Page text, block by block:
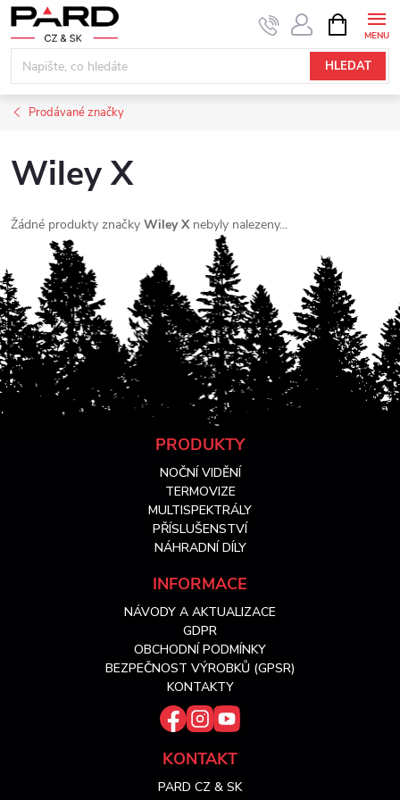
Přejít
na
obsah
HLEDAT
NÁKUPNÍ
KOŠÍK
Prodávané značky
Wiley X
Žádné produkty značky Wiley X nebyly nalezeny...
PRODUKTY
NOČNÍ VIDĚNÍ
TERMOVIZE
MULTISPEKTRÁLY
PŘÍSLUŠENSTVÍ
NÁHRADNÍ DÍLY
INFORMACE
NÁVODY A AKTUALIZACE
GDPR
OBCHODNÍ PODMÍNKY
BEZPEČNOST VÝROBKŮ (GPSR)
KONTAKTY
KONTAKT
PARD CZ & SK